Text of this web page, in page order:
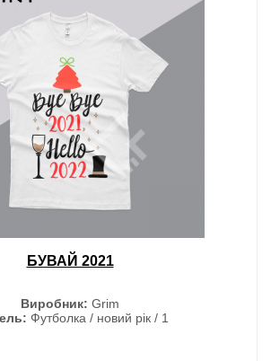
БУВАЙ 2021
Виробник: Grim
Футболка / новий рік / 1